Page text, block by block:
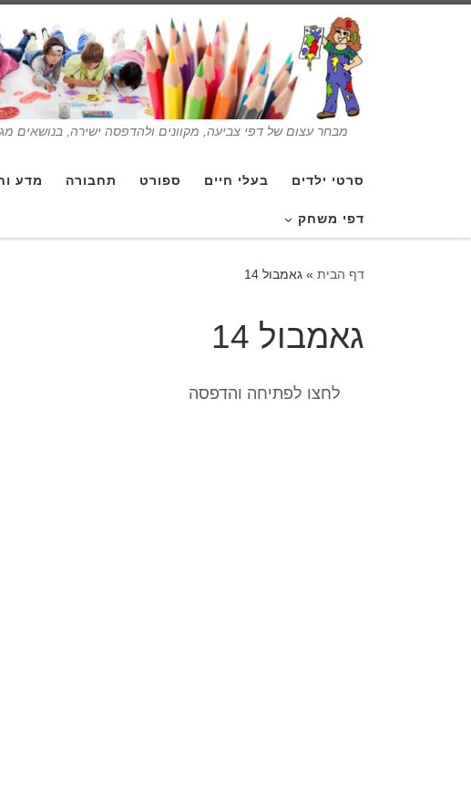
מבחר עצום של דפי צביעה, מקוונים ולהדפסה ישירה, בנושאים
סרטי ילדים בעלי חיים ספורט תחבורה מדע
דפי משחק
דף הבית » גאמבול 14
גאמבול 14
לחצו לפתיחה והדפסה